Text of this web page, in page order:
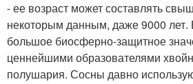
- ее возраст может составлять
некоторым данным, даже 9000
большое биосферно-защитное
ценнейшими образователями
полушария. Сосны давно